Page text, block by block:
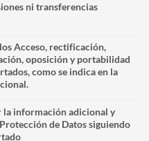
ni transferencias
Acceso, rectificación,
oposición y portabilidad
como se indica en la
la información adicional y
de Datos siguiendo